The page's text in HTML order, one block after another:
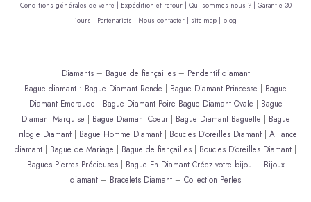
Conditions générales de vente | Expédition et retour | Qui sommes nous ? | Garantie 30
jours |
Partenariats | Nous contacter | site-map | blog
Diamants– Bague de fiançailles– Pendentif diamant
Bague diamant : Bague Diamant Ronde | Bague Diamant Princesse | Bague
Diamant Emeraude | Bague Diamant Poire Bague Diamant Ovale | Bague
Diamant Marquise | Bague Diamant Coeur| Bague Diamant Baguette | Bague
Trilogie Diamant| Bague Homme Diamant| Boucles D’oreilles Diamant| Alliance
diamant | Bague de Mariage | Bague de fiançailles | Boucles D’oreilles Diamant |
Bagues Pierres Précieuses| Bague En Diamant Créez votre bijou – Bijoux
diamant – Bracelets Diamant – Collection Perles